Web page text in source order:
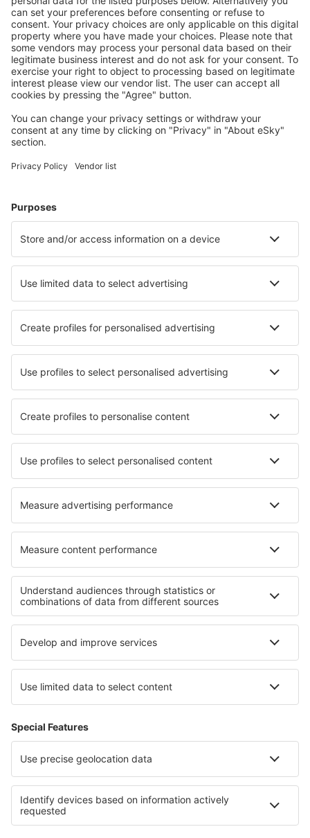
Ubytování dle vašeho gusta
Vyberte si z více než 1.3 milionu zařízení: hotelů,
apartmánů, chat a dalších.
Hotely ve Francii - Oblíbená města
Hotely v Beziers Hotely in Gruissan Hotely in Morzine
Nejlepší hotely - města
Hotely in Ribeira Hotely in Sátão Hotely in Naurath
Hotely in Saint Aime Des Lacs Hotely in Camanducaia
Hotely in Mancelona Hotely in Dargun
Nejlepší hotely - regiony
Hotely v Champagne Hotely in French Alps
Hotely v Provence-Alpách-Azurovém pobřeží
Hotely na Anna Maria Island
Hotely in Piatra Craiului National Park
Hotely in San Luis Potosí Hotely in Nevada
Hotely v Bad Gastein